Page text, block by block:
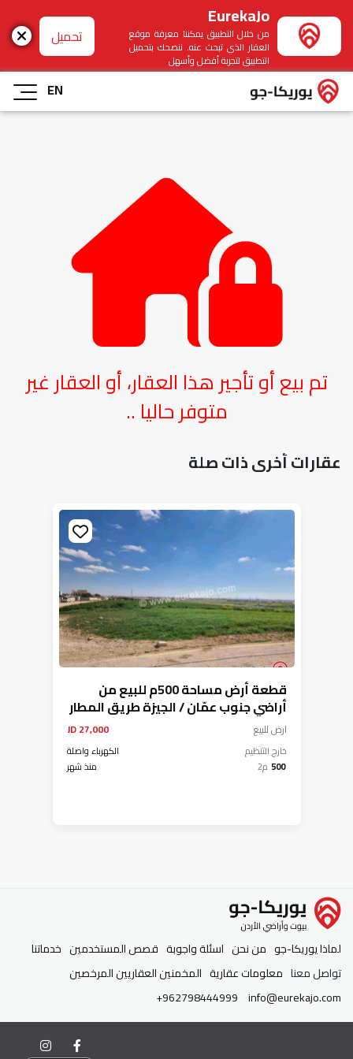
EurekaJo
من خلال التطبيق يمكننا معرفة موقع
العقار الذي تبحث عنه. ننصحك بتحميل
التطبيق لتجربة أفضل وأسهل
تحميل
EN
تم بيع أو تأجير هذا العقار، أو العقار غير
متوفر حاليا ..
عقارات أخرى ذات صلة
قطعة أرض مساحة 500م للبيع من
أراضي جنوب عمّان / الجيزة طريق المطار
ارضللبيع 27,000 JD
خارج التنظيم
الكهرباء واصلة
500 م2 منذ شهر
لماذا يوريكا-جو من نحن اسئلة واجوبة قصص المستخدمين خدماتنا
تواصل معنا معلومات عقارية المخمنين العقاريين المرخصين
info@eurekajo.com
+962798444999